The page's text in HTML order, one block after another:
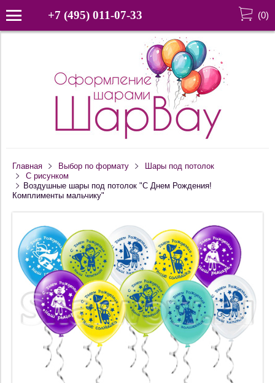
+7 (495) 011-07-33 (0)
Главная Выбор по формату
Шары под потолок
С рисунком
Воздушные шары под потолок "С Днем Рождения!
Комплименты мальчику"